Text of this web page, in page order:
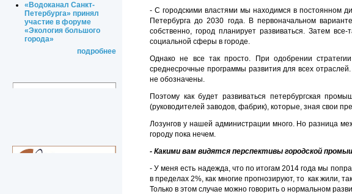
«Водоканал Санкт-
Петербурга» принял
участие в форуме
«Экология большого
города»
подробнее
- С городскими властями мы находимся в постоянном
Петербурга до 2030 года. В первоначальном
собственно, город планирует развиваться. Затем
социальной сферы в городе.
Однако не все так просто. При одобрении
среднесрочные программы развития для всех
не обозначены.
Поэтому как будет развиваться петербургская
(руководителей заводов, фабрик), которые, зная свои
Лозунгов у нашей администрации много. Но разница
городу пока нечем.
- Какими вам видятся перспективы городской
- У меня есть надежда, что по итогам 2014 года мы
в пределах 2%, как многие прогнозируют, то как жили,
Только в этом случае можно говорить о нормальном